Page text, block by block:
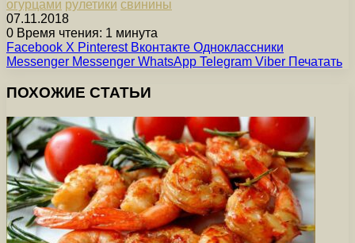
огурцами рулетики свинины
07.11.2018
0 Время чтения: 1 минута
Facebook X Pinterest Вконтакте Одноклассники
Messenger Messenger WhatsApp Telegram Viber Печатать
ПОХОЖИЕ СТАТЬИ